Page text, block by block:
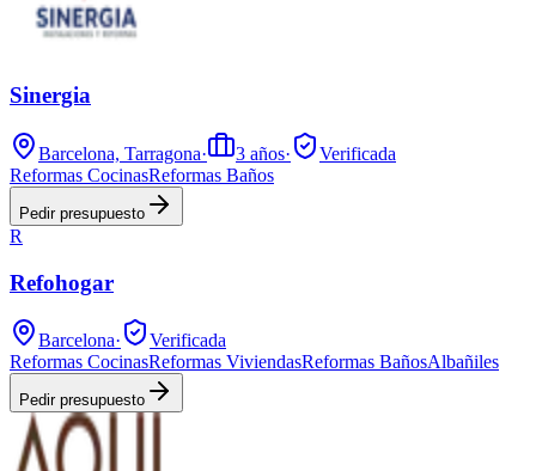
Sinergia
Barcelona, Tarragona· 3 años·
Verificada
Reformas CocinasReformas Baños
Pedir presupuesto
R
Refohogar
Barcelona·
Verificada
Reformas CocinasReformas ViviendasReformas BañosAlbañiles
Pedir presupuesto